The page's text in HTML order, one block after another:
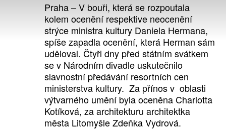
Praha – V bouři, která se rozpoutala
kolem ocenění respektive neocenění
strýce ministra kultury Daniela Hermana,
spíše zapadla ocenění, která Herman sám
uděloval. Čtyři dny před státním svátkem
se v Národním divadle uskutečnilo
slavnostní předávání resortních cen
ministerstva kultury. Za přínos v oblasti
výtvarného umění byla oceněna Charlotta
Kotíková, za architekturu architektka
města Litomyšle Zdeňka Vydrová.